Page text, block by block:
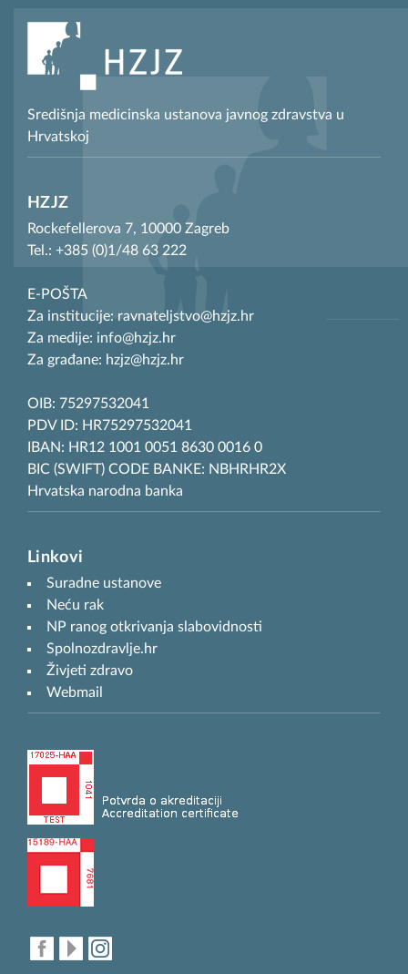
Središnja medicinska ustanova javnog zdravstva u
Hrvatskoj
HZJZ
Rockefellerova 7, 10000 Zagreb
Tel.: +385 (0)1/48 63 222
E-POŠTA
Za institucije: ravnateljstvo@hzjz.hr
Za medije: info@hzjz.hr
Za građane: hzjz@hzjz.hr
OIB: 75297532041
PDV ID: HR75297532041
IBAN: HR12 1001 0051 8630 0016 0
BIC (SWIFT) CODE BANKE: NBHRHR2X
Hrvatska narodna banka
Linkovi
Suradne ustanove
Neću rak
NP ranog otkrivanja slabovidnosti
Spolnozdravlje.hr
Živjeti zdravo
Webmail